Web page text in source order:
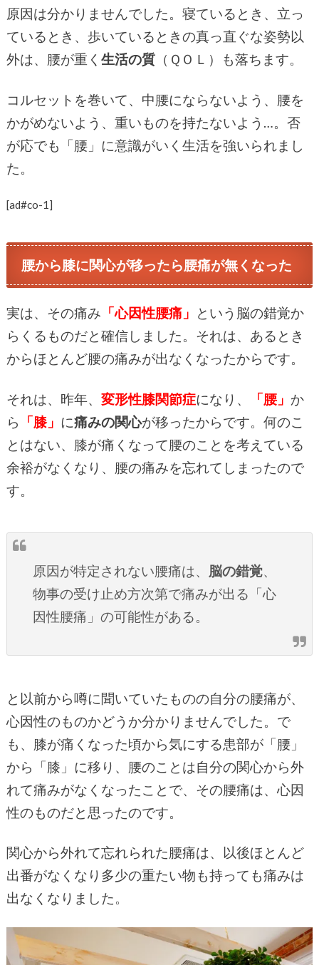
原因は分かりませんでした。寝ているとき、立っ
ているとき、歩いているときの真っ直ぐな姿勢以
外は、腰が重く 生活の質（ＱＯＬ）も落ちます。
コルセットを巻いて、中腰にならないよう、腰を
かがめないよう、重いものを持たないよう…。否
が応でも「腰」に意識がいく生活を強いられまし
た。
[ad#co-1]
腰から膝に関心が移ったら腰痛が無くなった
実は、その痛み 「心因性腰痛」 という脳の錯覚か
らくるものだと確信しました。それは、あるとき
からほとんど腰の痛みが出なくなったからです。
それは、昨年、 変形性膝関節症になり、 「腰」 か
ら
「膝」 に痛みの関心が移ったからです。何のこ
とはない、膝が痛くなって腰のことを考えている
余裕がなくなり、腰の痛みを忘れてしまったので
す。
原因が特定されない腰痛は、 脳の錯覚、
物事の受け止め方次第で痛みが出る「心
因性腰痛」の可能性がある。
と以前から噂に聞いていたものの自分の腰痛が、
心因性のものかどうか分かりませんでした。で
も、膝が痛くなった頃から気にする患部が「腰」
から「膝」に移り、腰のことは自分の関心から外
れて痛みがなくなったことで、その腰痛は、心因
性のものだと思ったのです。
関心から外れて忘れられた腰痛は、以後ほとんど
出番がなくなり多少の重たい物も持っても痛みは
出なくなりました。